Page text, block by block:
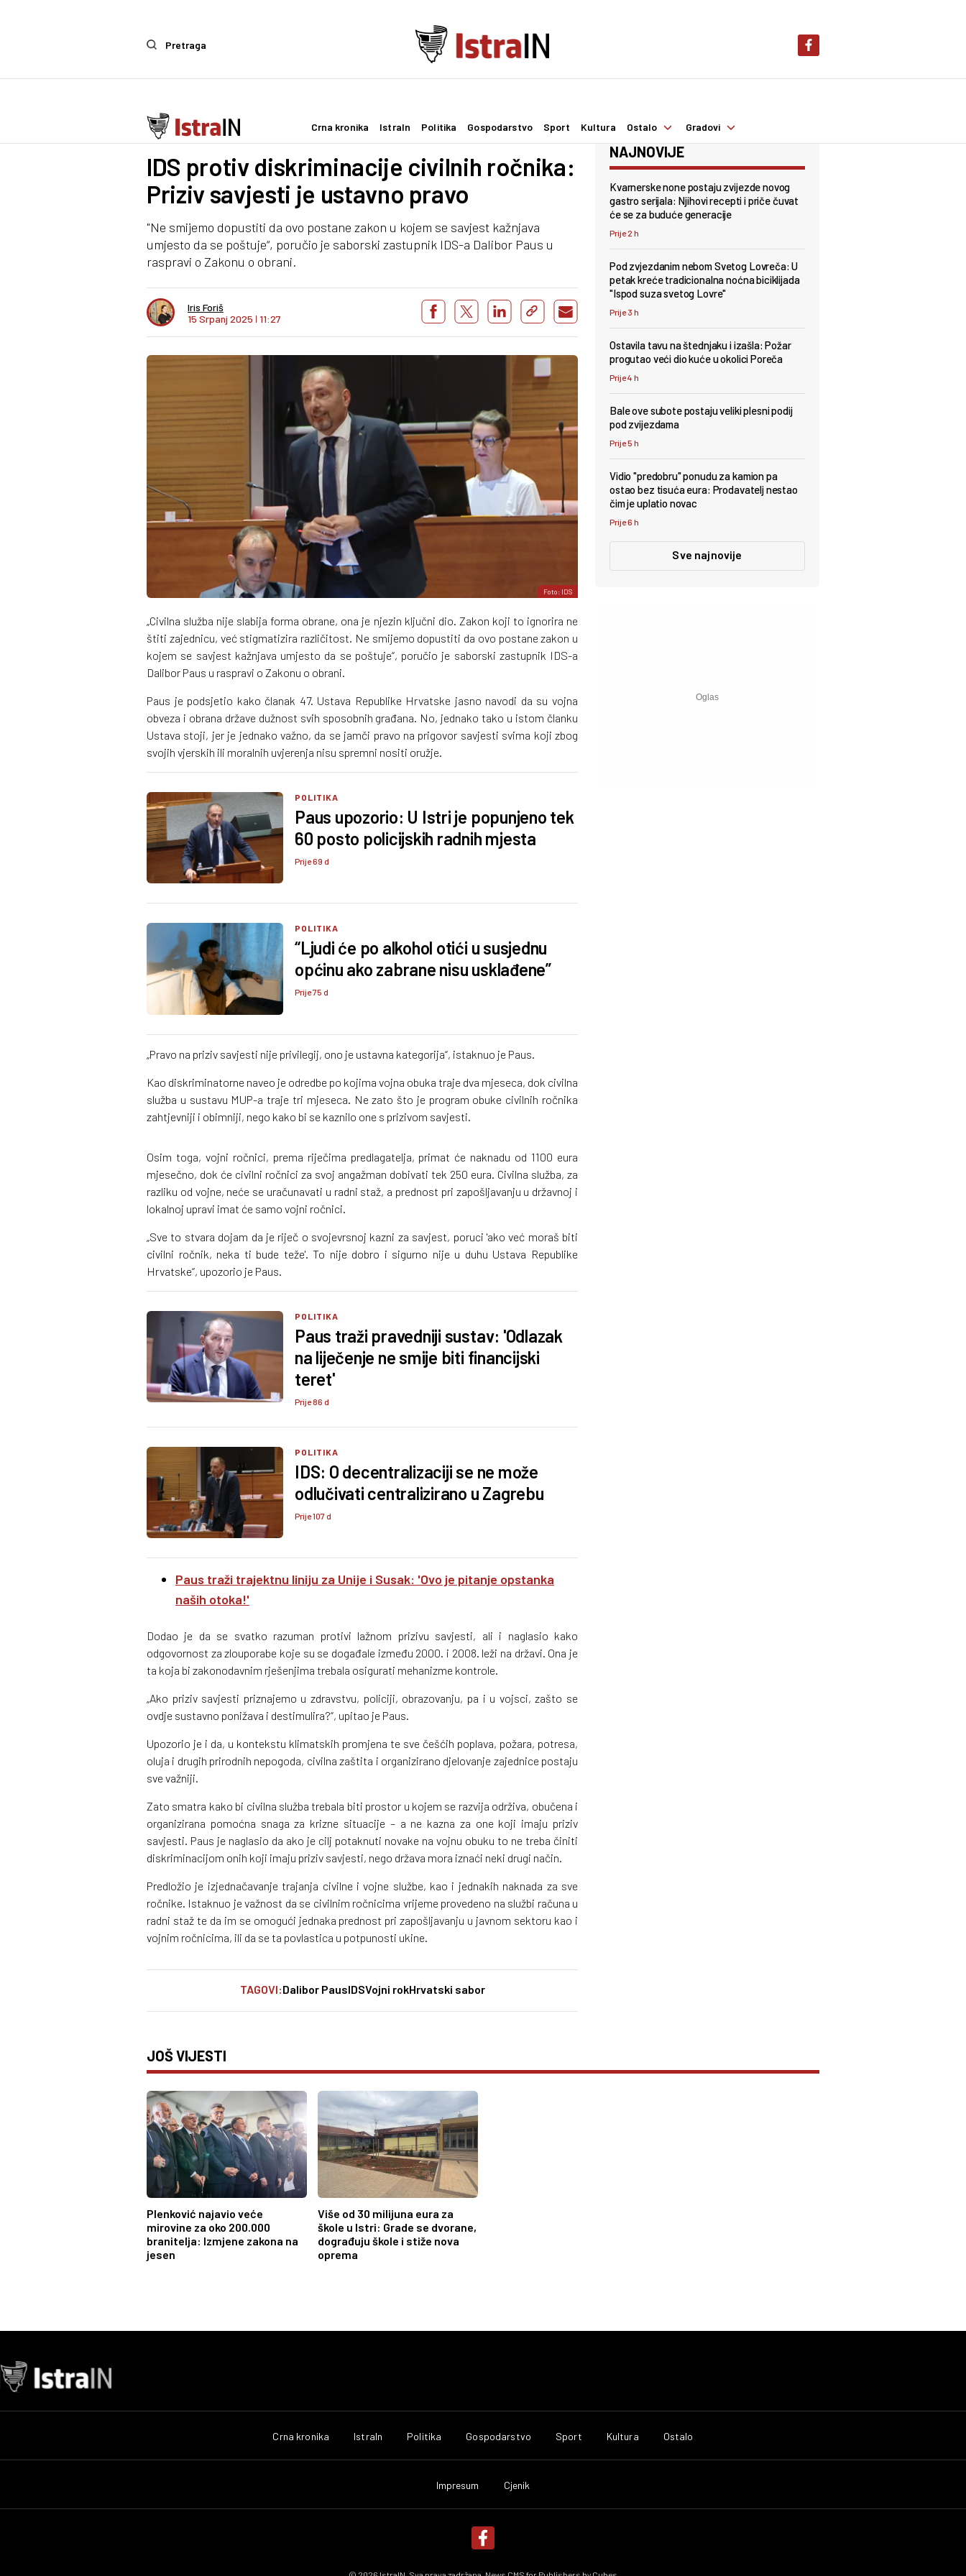
Pretraga
Crna kronika IstraIn Politika Gospodarstvo Sport Kultura Ostalo Gradovi
Politika
IDS protiv diskriminacije civilnih ročnika:
Priziv savjesti je ustavno pravo
"Ne smijemo dopustiti da ovo postane zakon u kojem se savjest kažnjava
umjesto da se poštuje“, poručio je saborski zastupnik IDS-a Dalibor Paus u
raspravi o Zakonu o obrani.
Iris Foriš
15 Srpanj 2025 I 11:27
Foto: IDS
„Civilna služba nije slabija forma obrane, ona je njezin ključni dio. Zakon koji to ignorira ne
štiti zajednicu, već stigmatizira različitost. Ne smijemo dopustiti da ovo postane zakon u
kojem se savjest kažnjava umjesto da se poštuje“, poručio je saborski zastupnik IDS-a
Dalibor Paus u raspravi o Zakonu o obrani.
Paus je podsjetio kako članak 47. Ustava Republike Hrvatske jasno navodi da su vojna
obveza i obrana države dužnost svih sposobnih građana. No, jednako tako u istom članku
Ustava stoji, jer je jednako važno, da se jamči pravo na prigovor savjesti svima koji zbog
svojih vjerskih ili moralnih uvjerenja nisu spremni nositi oružje.
POLITIKA
Paus upozorio: U Istri je popunjeno tek
60 posto policijskih radnih mjesta
Prije 69 d
POLITIKA
“Ljudi će po alkohol otići u susjednu
općinu ako zabrane nisu usklađene”
Prije 75 d
„Pravo na priziv savjesti nije privilegij, ono je ustavna kategorija“, istaknuo je Paus.
Kao diskriminatorne naveo je odredbe po kojima vojna obuka traje dva mjeseca, dok civilna
služba u sustavu MUP-a traje tri mjeseca. Ne zato što je program obuke civilnih ročnika
zahtjevniji i obimniji, nego kako bi se kaznilo one s prizivom savjesti.
Osim toga, vojni ročnici, prema riječima predlagatelja, primat će naknadu od 1100 eura
mjesečno, dok će civilni ročnici za svoj angažman dobivati tek 250 eura. Civilna služba, za
razliku od vojne, neće se uračunavati u radni staž, a prednost pri zapošljavanju u državnoj i
lokalnoj upravi imat će samo vojni ročnici.
„Sve to stvara dojam da je riječ o svojevrsnoj kazni za savjest, poruci 'ako već moraš biti
civilni ročnik, neka ti bude teže'. To nije dobro i sigurno nije u duhu Ustava Republike
Hrvatske“, upozorio je Paus.
POLITIKA
Paus traži pravedniji sustav: 'Odlazak
na liječenje ne smije biti financijski
teret'
Prije 86 d
POLITIKA
IDS: O decentralizaciji se ne može
odlučivati centralizirano u Zagrebu
Prije 107 d
Paus traži trajektnu liniju za Unije i Susak: 'Ovo je pitanje opstanka
naših otoka!'
Dodao je da se svatko razuman protivi lažnom prizivu savjesti, ali i naglasio kako
odgovornost za zlouporabe koje su se događale između 2000. i 2008. leži na državi. Ona je
ta koja bi zakonodavnim rješenjima trebala osigurati mehanizme kontrole.
„Ako priziv savjesti priznajemo u zdravstvu, policiji, obrazovanju, pa i u vojsci, zašto se
ovdje sustavno ponižava i destimulira?“, upitao je Paus.
Upozorio je i da, u kontekstu klimatskih promjena te sve češćih poplava, požara, potresa,
oluja i drugih prirodnih nepogoda, civilna zaštita i organizirano djelovanje zajednice postaju
sve važniji.
Zato smatra kako bi civilna služba trebala biti prostor u kojem se razvija održiva, obučena i
organizirana pomoćna snaga za krizne situacije – a ne kazna za one koji imaju priziv
savjesti. Paus je naglasio da ako je cilj potaknuti novake na vojnu obuku to ne treba činiti
diskriminacijom onih koji imaju priziv savjesti, nego država mora iznaći neki drugi način.
Predložio je izjednačavanje trajanja civilne i vojne službe, kao i jednakih naknada za sve
ročnike. Istaknuo je važnost da se civilnim ročnicima vrijeme provedeno na službi računa u
radni staž te da im se omogući jednaka prednost pri zapošljavanju u javnom sektoru kao i
vojnim ročnicima, ili da se ta povlastica u potpunosti ukine.
TAGOVI:Dalibor PausIDSVojni rokHrvatski sabor
NAJNOVIJE
Kvarnerske none postaju zvijezde novog
gastro serijala: Njihovi recepti i priče čuvat
će se za buduće generacije
Prije 2 h
Pod zvjezdanim nebom Svetog Lovreča: U
petak kreće tradicionalna noćna biciklijada
"Ispod suza svetog Lovre"
Prije 3 h
Ostavila tavu na štednjaku i izašla: Požar
progutao veći dio kuće u okolici Poreča
Prije 4 h
Bale ove subote postaju veliki plesni podij
pod zvijezdama
Prije 5 h
Vidio "predobru" ponudu za kamion pa
ostao bez tisuća eura: Prodavatelj nestao
čim je uplatio novac
Prije 6 h
Sve najnovije
JOŠ VIJESTI
Plenković najavio veće
mirovine za oko 200.000
branitelja: Izmjene zakona na
jesen
Više od 30 milijuna eura za
škole u Istri: Grade se dvorane,
dograđuju škole i stiže nova
oprema
Crna kronika IstraIn Politika Gospodarstvo Sport Kultura Ostalo
Impresum Cjenik